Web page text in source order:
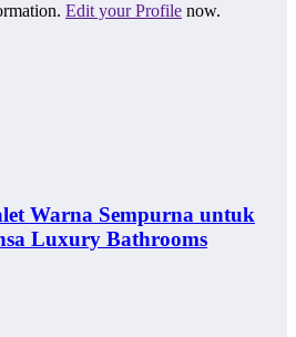
Edit your Profile now.
Warna Sempurna untuk
Luxury Bathrooms